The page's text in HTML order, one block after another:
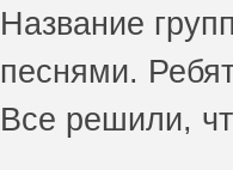
Название
песнями.
Все решили,